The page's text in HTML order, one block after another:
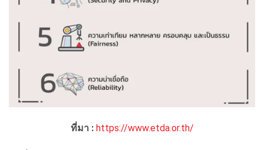
ที่มา : https://www.etda.or.th/